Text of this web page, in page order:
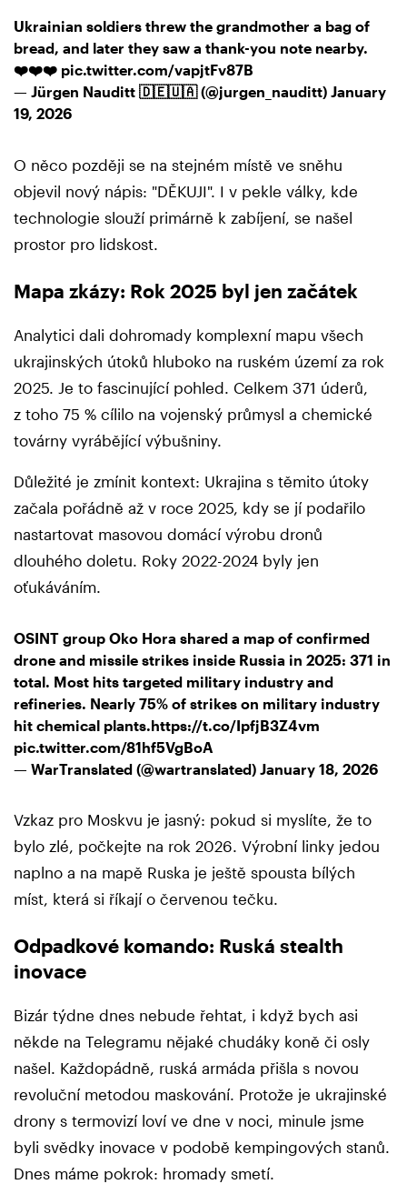
Ukrainian soldiers threw the grandmother a bag of
bread, and later they saw a thank-you note nearby.
❤️❤️❤️ pic.twitter.com/vapjtFv87B
— Jürgen Nauditt 🇩🇪🇺🇦 (@jurgen_nauditt) January
19, 2026
O něco později se na stejném místě ve sněhu
objevil nový nápis: "DĚKUJI". I v pekle války, kde
technologie slouží primárně k zabíjení, se našel
prostor pro lidskost.
Mapa zkázy: Rok 2025 byl jen začátek
Analytici dali dohromady komplexní mapu všech
ukrajinských útoků hluboko na ruském území za rok
2025. Je to fascinující pohled. Celkem 371 úderů,
z toho 75 % cílilo na vojenský průmysl a chemické
továrny vyrábějící výbušniny.
Důležité je zmínit kontext: Ukrajina s těmito útoky
začala pořádně až v roce 2025, kdy se jí podařilo
nastartovat masovou domácí výrobu dronů
dlouhého doletu. Roky 2022-2024 byly jen
oťukáváním.
OSINT group Oko Hora shared a map of confirmed
drone and missile strikes inside Russia in 2025: 371 in
total. Most hits targeted military industry and
refineries. Nearly 75% of strikes on military industry
hit chemical plants.https://t.co/IpfjB3Z4vm
pic.twitter.com/81hf5VgBoA
— WarTranslated (@wartranslated) January 18, 2026
Vzkaz pro Moskvu je jasný: pokud si myslíte, že to
bylo zlé, počkejte na rok 2026. Výrobní linky jedou
naplno a na mapě Ruska je ještě spousta bílých
míst, která si říkají o červenou tečku.
Odpadkové komando: Ruská stealth
inovace
Bizár týdne dnes nebude řehtat, i když bych asi
někde na Telegramu nějaké chudáky koně či osly
našel. Každopádně, ruská armáda přišla s novou
revoluční metodou maskování. Protože je ukrajinské
drony s termovizí loví ve dne v noci, minule jsme
byli svědky inovace v podobě kempingových stanů.
Dnes máme pokrok: hromady smetí.